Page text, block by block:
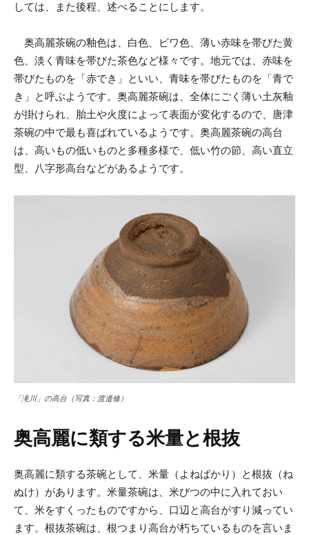
しては、また後程、述べることにします。
奥高麗茶碗の釉色は、白色、 ビワ色、薄い赤味を帯びた黄
色、淡く青味を帯びた茶色など様々です。地元では、赤味を
帯びたものを「赤でき」といい、青味を帯びたものを「青で
き」と呼ぶようです。奥高麗茶碗は、全体にごく薄い土灰釉
が掛けられ、胎土や火度によって表面が変化するので、唐津
茶碗の中で最も喜ばれているようです。奥高麗茶碗の高台
は、高いもの低いものと多種多様で、低い竹の節、高い直立
型、八字形高台などがあるようです。
「滝川」の高台 （写真：渡邉修）
奥高麗に類する米量と根抜
奥高麗に類する茶碗として、米量（よねばかり）と根抜（ね
ぬけ）があります。米量茶碗は、米びつの中に入れておい
て、米をすくったものですから、口辺と高台がすり減ってい
ます。根抜茶碗は、根つまり高台が朽ちているものを言いま